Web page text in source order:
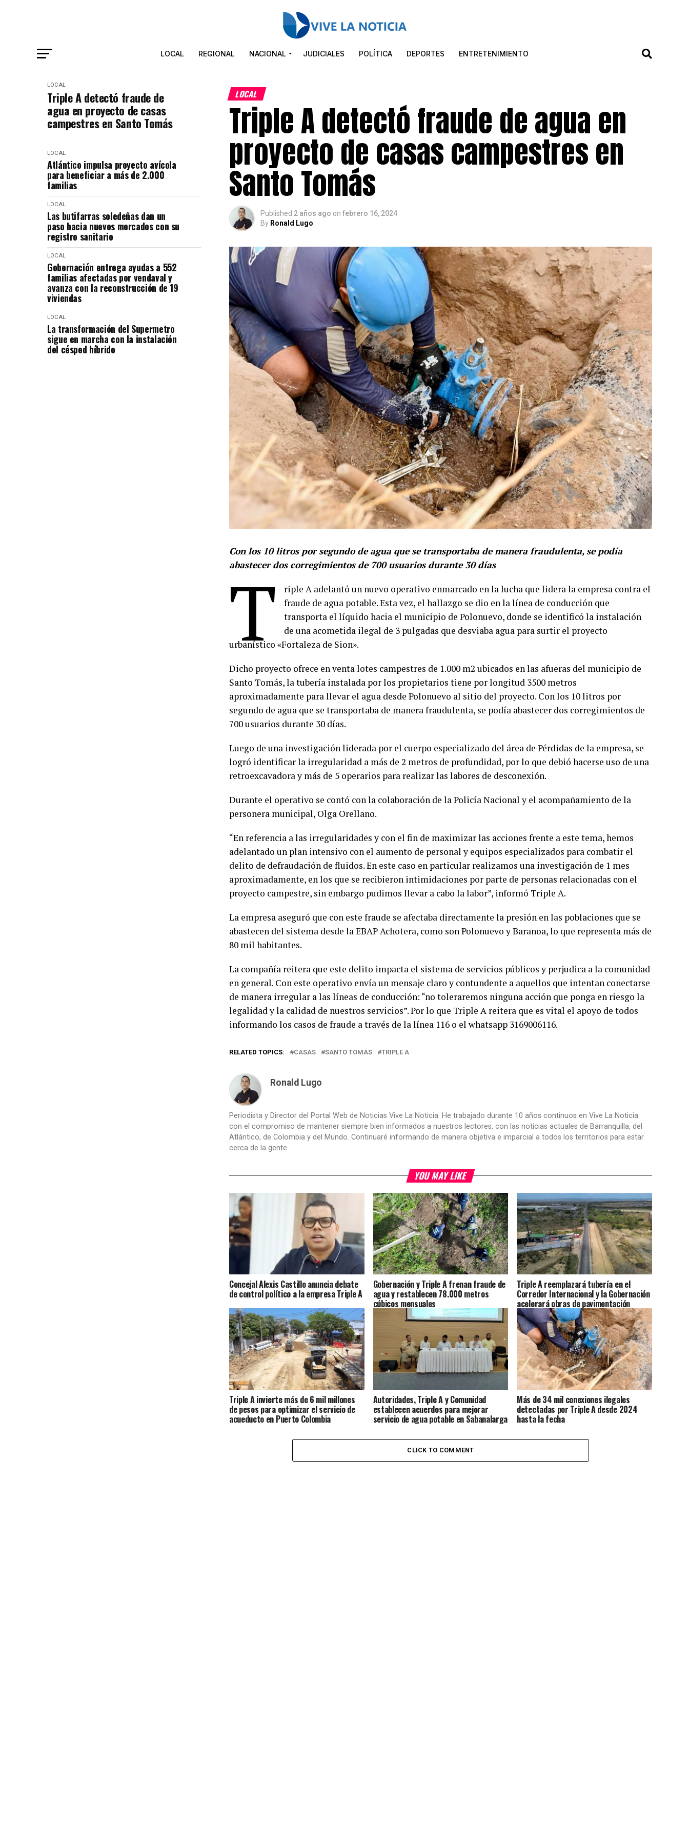
LOCAL REGIONAL NACIONAL JUDICIALES POLÍTICA DEPORTES ENTRETENIMIENTO
LOCAL
Triple A detectó fraude de
agua en proyecto de casas
campestres en Santo Tomás
LOCAL
Atlántico impulsa proyecto avícola
para beneficiar a más de 2.000
familias
LOCAL
Las butifarras soledeñas dan un
paso hacia nuevos mercados con su
registro sanitario
LOCAL
Gobernación entrega ayudas a 552
familias afectadas por vendaval y
avanza con la reconstrucción de 19
viviendas
LOCAL
La transformación del Supermetro
sigue en marcha con la instalación
del césped híbrido
LOCAL
Triple A detectó fraude de agua en
proyecto de casas campestres en
Santo Tomás
Published 2 años ago on febrero 16, 2024
By Ronald Lugo
Con los 10 litros por segundo de agua que se transportaba de manera fraudulenta, se podía
abastecer dos corregimientos de 700 usuarios durante 30 días
T
riple A adelantó un nuevo operativo enmarcado en la lucha que lidera la empresa contra el
fraude de agua potable. Esta vez, el hallazgo se dio en la línea de conducción que
transporta el líquido hacia el municipio de Polonuevo, donde se identificó la instalación
de una acometida ilegal de 3 pulgadas que desviaba agua para surtir el proyecto
urbanístico «Fortaleza de Sion».
Dicho proyecto ofrece en venta lotes campestres de 1.000 m2 ubicados en las afueras del municipio de
Santo Tomás, la tubería instalada por los propietarios tiene por longitud 3500 metros
aproximadamente para llevar el agua desde Polonuevo al sitio del proyecto. Con los 10 litros por
segundo de agua que se transportaba de manera fraudulenta, se podía abastecer dos corregimientos de
700 usuarios durante 30 días.
Luego de una investigación liderada por el cuerpo especializado del área de Pérdidas de la empresa, se
logró identificar la irregularidad a más de 2 metros de profundidad, por lo que debió hacerse uso de una
retroexcavadora y más de 5 operarios para realizar las labores de desconexión.
Durante el operativo se contó con la colaboración de la Policía Nacional y el acompañamiento de la
personera municipal, Olga Orellano.
“En referencia a las irregularidades y con el fin de maximizar las acciones frente a este tema, hemos
adelantado un plan intensivo con el aumento de personal y equipos especializados para combatir el
delito de defraudación de fluidos. En este caso en particular realizamos una investigación de 1 mes
aproximadamente, en los que se recibieron intimidaciones por parte de personas relacionadas con el
proyecto campestre, sin embargo pudimos llevar a cabo la labor”, informó Triple A.
La empresa aseguró que con este fraude se afectaba directamente la presión en las poblaciones que se
abastecen del sistema desde la EBAP Achotera, como son Polonuevo y Baranoa, lo que representa más de
80 mil habitantes.
La compañía reitera que este delito impacta el sistema de servicios públicos y perjudica a la comunidad
en general. Con este operativo envía un mensaje claro y contundente a aquellos que intentan conectarse
de manera irregular a las líneas de conducción: “no toleraremos ninguna acción que ponga en riesgo la
legalidad y la calidad de nuestros servicios”. Por lo que Triple A reitera que es vital el apoyo de todos
informando los casos de fraude a través de la línea 116 o el whatsapp 3169006116.
RELATED TOPICS: CASAS SANTO TOMÁS TRIPLE A
Ronald Lugo
Periodista y Director del Portal Web de Noticias Vive La Noticia. He trabajado durante 10 años continuos en Vive La Noticia
con el compromiso de mantener siempre bien informados a nuestros lectores, con las noticias actuales de Barranquilla, del
Atlántico, de Colombia y del Mundo. Continuaré informando de manera objetiva e imparcial a todos los territorios para estar
cerca de la gente.
YOU MAY LIKE
Concejal Alexis Castillo anuncia debate
de control político a la empresa Triple A
Gobernación y Triple A frenan fraude de
agua y restablecen 78.000 metros
cúbicos mensuales
Triple A reemplazará tubería en el
Corredor Internacional y la Gobernación
acelerará obras de pavimentación
Triple A invierte más de 6 mil millones
de pesos para optimizar el servicio de
acueducto en Puerto Colombia
Autoridades, Triple A y Comunidad
establecen acuerdos para mejorar
servicio de agua potable en Sabanalarga
Más de 34 mil conexiones ilegales
detectadas por Triple A desde 2024
hasta la fecha
CLICK TO COMMENT